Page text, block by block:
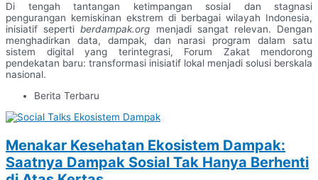
Di tengah tantangan ketimpangan sosial dan stagnasi
pengurangan kemiskinan ekstrem di berbagai wilayah Indonesia,
inisiatif sepertiberdampak.org menjadi sangat relevan. Dengan
menghadirkan data, dampak, dan narasi program dalam satu
sistem digital yang terintegrasi, Forum Zakat mendorong
pendekatan baru: transformasi inisiatif lokal menjadi solusi berskala
nasional.
Berita Terbaru
Menakar Kesehatan Ekosistem Dampak:
Saatnya Dampak Sosial Tak Hanya Berhenti